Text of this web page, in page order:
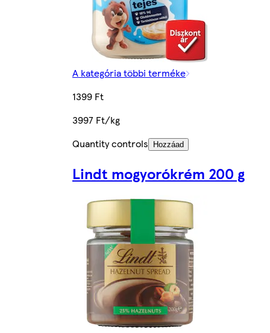
A kategória többi terméke
1399 Ft
3997 Ft/kg
Quantity controls
Hozzáad
Lindt mogyorókrém 200 g